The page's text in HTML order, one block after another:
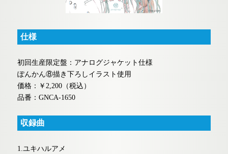
仕様
初回生産限定盤：アナログジャケット仕様
ぽんかん⑧描き下ろしイラスト使用
価格：￥2,200（税込）
品番：GNCA-1650
収録曲
1.ユキハルアメ